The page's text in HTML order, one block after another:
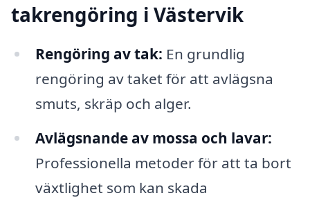
takrengöring i Västervik
Rengöring av tak: En grundlig
rengöring av taket för att avlägsna
smuts, skräp och alger.
Avlägsnande av mossa och lavar:
Professionella metoder för att ta bort
växtlighet som kan skada